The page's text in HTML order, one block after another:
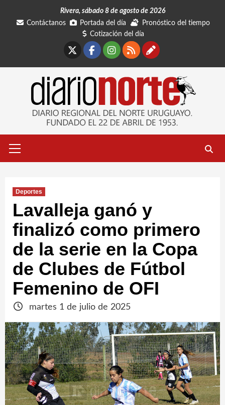
Rivera, sábado 8 de agosto de 2026
Contáctanos
Portada del día
Pronóstico del tiempo
Cotización del día
Facebook
Instagram
RSSContáctanos
primario
Deportes
Lavalleja ganó y
finalizó como primero
de la serie en la Copa
de Clubes de Fútbol
Femenino de OFI
martes 1 de julio de 2025